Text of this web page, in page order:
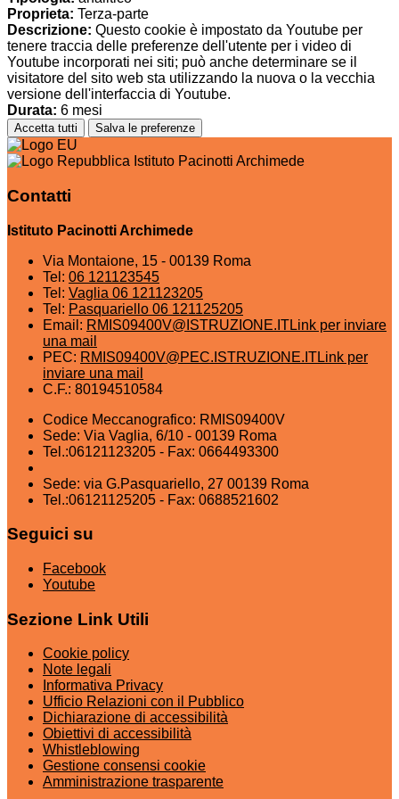
Proprieta: Terza-parte
Descrizione: Questo cookie è impostato da Youtube per
tenere traccia delle preferenze dell'utente per i video di
Youtube incorporati nei siti; può anche determinare se il
visitatore del sito web sta utilizzando la nuova o la vecchia
versione dell'interfaccia di Youtube.
Durata: 6 mesi
Accetta tutti Salva le preferenze
Istituto Pacinotti Archimede
Contatti
Istituto Pacinotti Archimede
Via Montaione, 15 - 00139 Roma
Tel: 06 121123545
Tel: Vaglia 06 121123205
Tel: Pasquariello 06 121125205
Email: RMIS09400V@ISTRUZIONE.ITLink per inviare
una mail
PEC: RMIS09400V@PEC.ISTRUZIONE.ITLink per
inviare una mail
C.F.: 80194510584
Codice Meccanografico: RMIS09400V
Sede: Via Vaglia, 6/10 - 00139 Roma
Tel.:06121123205 - Fax: 0664493300
Sede: via G.Pasquariello, 27 00139 Roma
Tel.:06121125205 - Fax: 0688521602
Seguici su
Facebook
Youtube
Sezione Link Utili
Cookie policy
Note legali
Informativa Privacy
Ufficio Relazioni con il Pubblico
Dichiarazione di accessibilità
Obiettivi di accessibilità
Whistleblowing
Gestione consensi cookie
Amministrazione trasparente